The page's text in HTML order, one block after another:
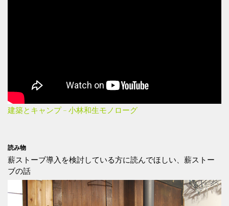
建築とキャンプ – 小林和生モノローグ
読み物
薪ストーブ導入を検討している方に読んでほしい、薪ストー
ブの話